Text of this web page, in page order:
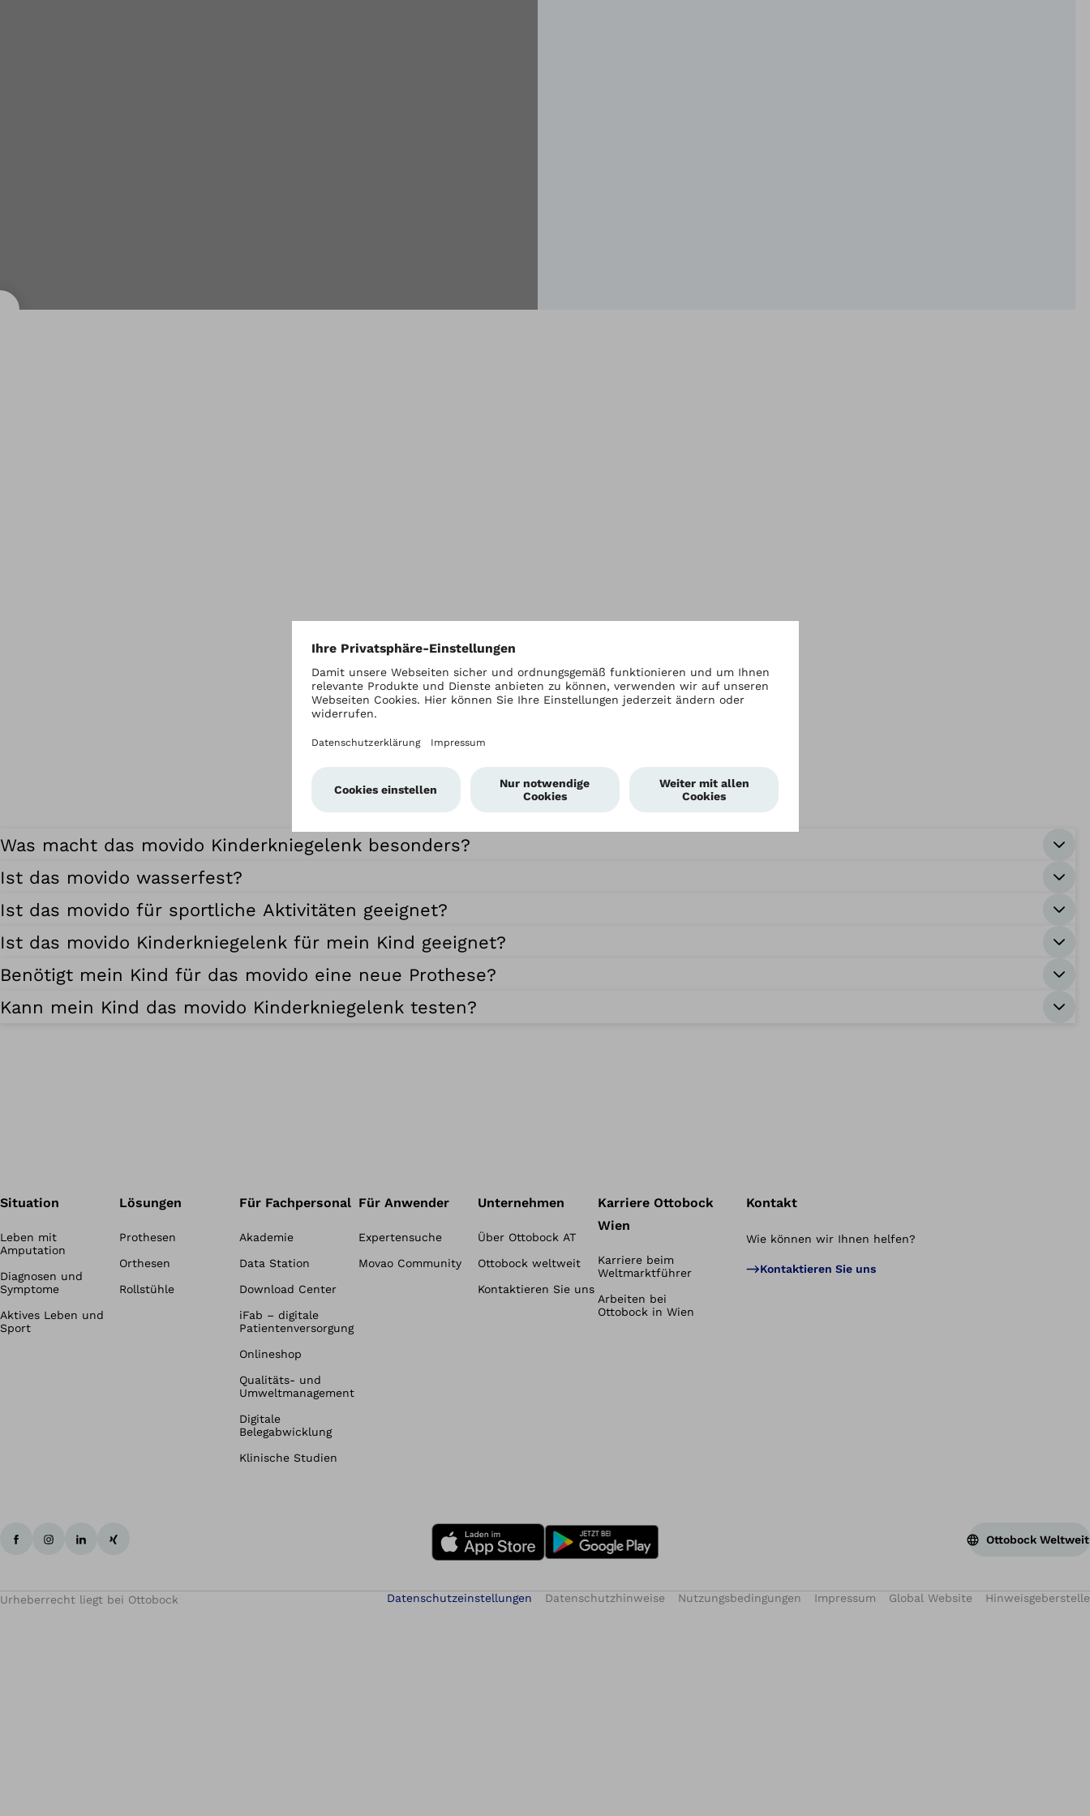
Was macht das movido Kinderkniegelenk besonders?
Ist das movido wasserfest?
Ist das movido für sportliche Aktivitäten geeignet?
Ist das movido Kinderkniegelenk für mein Kind geeignet?
Benötigt mein Kind für das movido eine neue Prothese?
Kann mein Kind das movido Kinderkniegelenk testen?
Situation
Leben mit
Amputation
Diagnosen und
Symptome
Aktives Leben und
Sport
Lösungen
Prothesen
Orthesen
Rollstühle
Für Fachpersonal
Akademie
Data Station
Download Center
iFab – digitale
Patientenversorgung
Onlineshop
Qualitäts- und
Umweltmanagement
Digitale
Belegabwicklung
Klinische Studien
Für Anwender
Expertensuche
Movao Community
Unternehmen
Über Ottobock AT
Ottobock weltweit
Kontaktieren Sie uns
Karriere Ottobock
Wien
Karriere beim
Weltmarktführer
Arbeiten bei
Ottobock in Wien
Kontakt
Wie können wir Ihnen helfen?
Kontaktieren Sie uns
Ottobock Weltweit
Urheberrecht liegt bei Ottobock Datenschutzeinstellungen Datenschutzhinweise Nutzungsbedingungen Impressum Global Website Hinweisgeberstelle